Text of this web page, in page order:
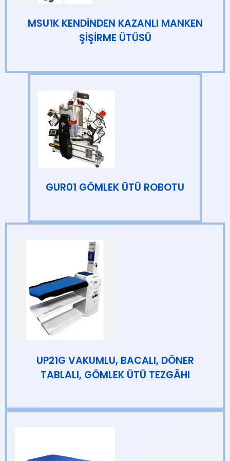
MSU1K KENDİNDEN KAZANLI MANKEN
ŞİŞİRME ÜTÜSÜ
GUR01 GÖMLEK ÜTÜ ROBOTU
UP21G VAKUMLU, BACALI, DÖNER
TABLALI, GÖMLEK ÜTÜ TEZGÂHI